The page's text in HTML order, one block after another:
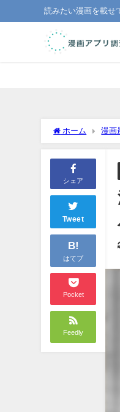
読みたい漫画を載せ
ホーム 漫画
シェア
Tweet
B!
はてブ
Pocket
Feedly